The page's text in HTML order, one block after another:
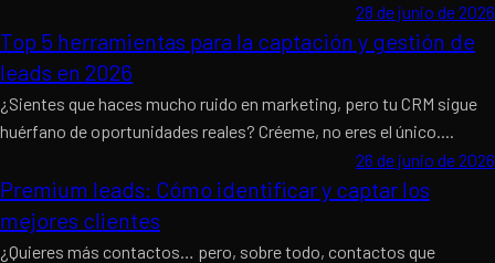
28 de junio de 2026
Top 5 herramientas para la captación y gestión de
leads en 2026
¿Sientes que haces mucho ruido en marketing, pero tu CRM sigue
huérfano de oportunidades reales? Créeme, no eres el único....
26 de junio de 2026
Premium leads: Cómo identificar y captar los
mejores clientes
¿Quieres más contactos… pero, sobre todo, contactos que